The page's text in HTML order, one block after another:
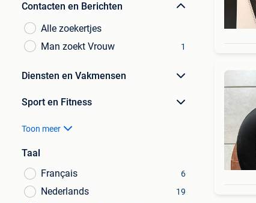
Contacten en Berichten
Alle zoekertjes
Man zoekt Vrouw
1
Diensten en Vakmensen
Sport en Fitness
Toon meer
Taal
Français
6
Nederlands 19